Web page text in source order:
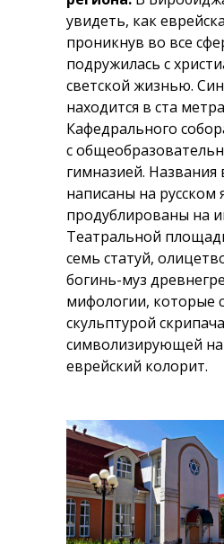
увидеть, как
проникнув во все
подружилась с
светской жизнью.
находится в ста
Кафедрального
с
гимназией. Названия
написаны на русском
продублированы на
Театральной
семь статуй,
богинь-муз
мифологии, которые
скульптурой
символизирующей
еврейский колорит.